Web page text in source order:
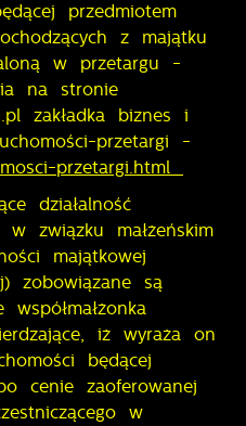
przedmiotem
z majątku
w przetargu -
na stronie
zakładka biznes i
przetargi -
przetargi.html
działalność
w związku małżeńskim
majątkowej
zobowiązane są
iż wyraża on
będącej
cenie zaoferowanej
w